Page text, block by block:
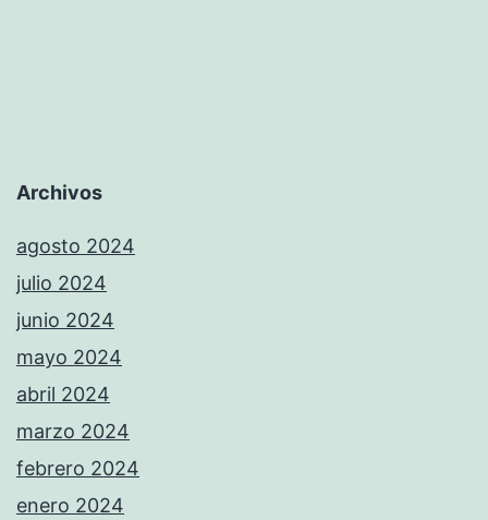
Archivos
agosto 2024
julio 2024
junio 2024
mayo 2024
abril 2024
marzo 2024
febrero 2024
enero 2024